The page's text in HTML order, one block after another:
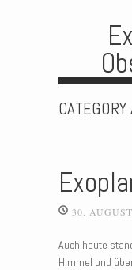
30.
Auch heute
Himmel und